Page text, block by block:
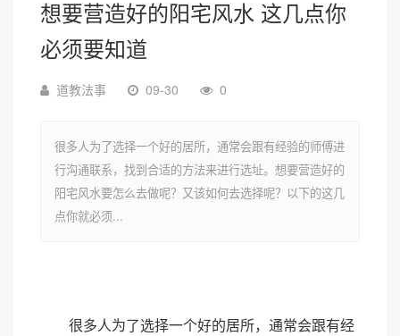
想要营造好的阳宅风水 这几点你
必须要知道
道教法事 09-30 0
很多人为了选择一个好的居所，通常会跟有经验的师傅进
行沟通联系，找到合适的方法来进行选址。想要营造好的
阳宅风水要怎么去做呢？又该如何去选择呢？以下的这几
点你就必须...
很多人为了选择一个好的居所，通常会跟有经